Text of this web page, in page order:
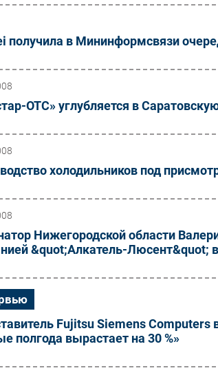
получила в Мининформсвязи
ОТС» углубляется в
холодильников под
Нижегородской области
&quot;Алкатель-Люсент&quot;
Fujitsu Siemens
полгода вырастает на 30 %»